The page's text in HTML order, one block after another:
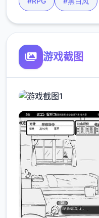
游戏截图